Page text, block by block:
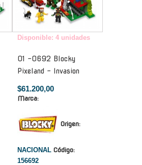
Disponible: 4 unidades
01 -0692 Blocky
Pixeland - Invasion
$61.200,00
Marca:
Origen:
NACIONAL Código:
156692